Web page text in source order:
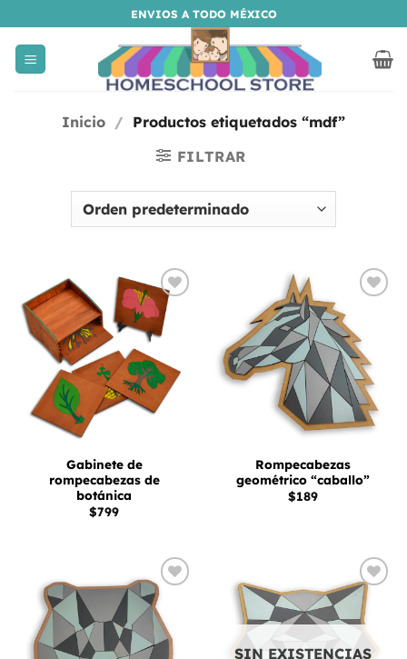
al
contenido
ENVIOS A TODO MÉXICO
Inicio / Productos etiquetados “mdf”
FILTRAR
Añadir
a la
lista
deseos
Gabinete de
rompecabezas de
botánica
$799
lista
de
deseos
Rompecabezas
geométrico “caballo”
$189
Añadir
a la
lista
de
deseos
Añadir
a la
lista
de
deseos
SIN EXISTENCIAS